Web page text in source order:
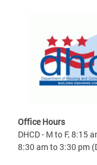
Office Hours
DHCD - M to F, 8:15
8:30 am to 3:30 pm